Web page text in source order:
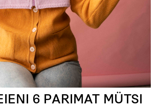
6 PARIMAT MÜTSI